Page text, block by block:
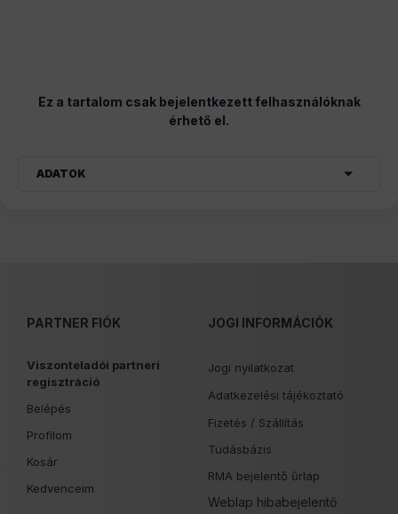
Ez a tartalom csak bejelentkezett felhasználóknak
érhető el.
ADATOK
PARTNER FIÓK
Viszonteladói partneri
regisztráció
Belépés
Profilom
Kosár
Kedvenceim
JOGI INFORMÁCIÓK
Jogi nyilatkozat
Adatkezelési tájékoztató
Fizetés / Szállítás
Tudásbázis
RMA bejelentő űrlap
Weblap hibabejelentő